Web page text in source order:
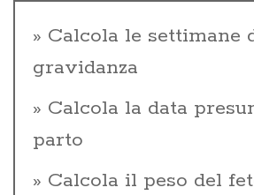
Calcola le settimane
gravidanza
Calcola la data
parto
Calcola il peso del